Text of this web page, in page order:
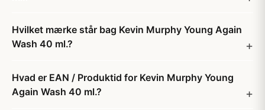
Hvilket mærke står bag Kevin Murphy Young Again
Wash 40 ml.?
Hvad er EAN / Produktid for Kevin Murphy Young
Again Wash 40 ml.?